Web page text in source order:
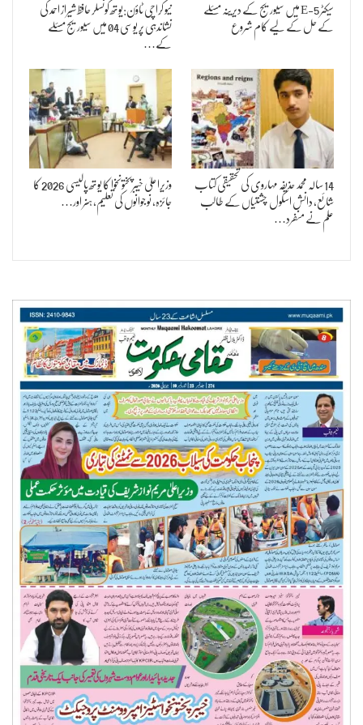
سیکٹر 5-E میں سیوریج کے دیرینہ مسئلے
کے حل کے لیے کام شروع
نیو کراچی ٹاؤن:یوتھ کونسلر حافظ شیراز احمد کی
نشاندہی پر یوسی 04 میں سیوریج مسئلے
کے…
14 سالہ محمد حذیفہ مہاروی کی تحقیقی کتاب
شائع، دانش اسکول چشتیاں کے طالب
علم نے منفرد…
وزیراعلیٰ خیبرپختونخوا کا یوتھ پالیسی 2026 کا
جائزہ، نوجوانوں کی تعلیم، ہنر اور…